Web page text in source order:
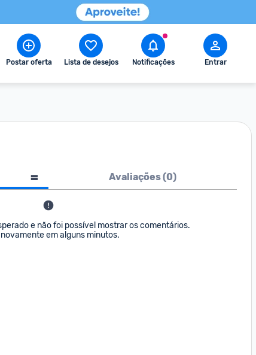
Postar oferta Lista de desejos Notificações Entrar
Avaliações (0)
e não foi possível mostrar os comentários.
em alguns minutos.